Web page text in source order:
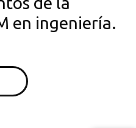
en ingeniería.